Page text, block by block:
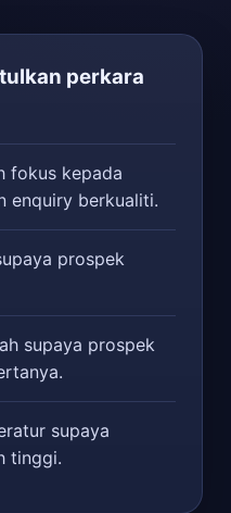
perkara
fokus kepada
enquiry berkualiti.
prospek
supaya prospek
supaya
tinggi.